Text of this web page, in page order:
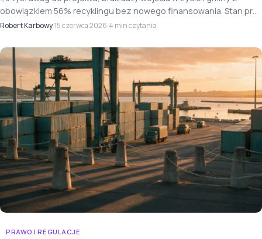
obowiązkiem 56% recyklingu bez nowego finansowania. Stan prac
na lipiec 2026.
Robert Karbowy·15 czerwca 2026·4 min czytania
PRAWO I REGULACJE